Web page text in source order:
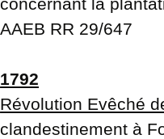
AAEB RR 29/647
1792
Révolution Evêché
clandestinement à